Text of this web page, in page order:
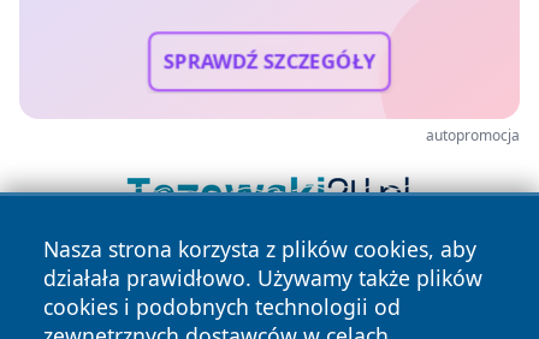
SPRAWDŹ SZCZEGÓŁY
autopromocja
Nasza strona korzysta z plików cookies, aby
działała prawidłowo. Używamy także plików
cookies i podobnych technologii od